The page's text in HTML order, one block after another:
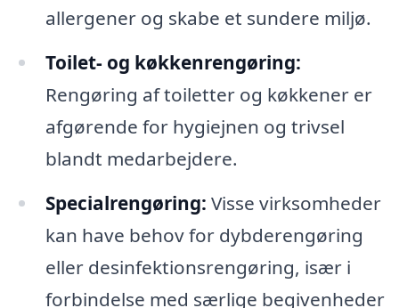
allergener og skabe et sundere miljø.
Toilet- og køkkenrengøring:
Rengøring af toiletter og køkkener er
afgørende for hygiejnen og trivsel
blandt medarbejdere.
Specialrengøring: Visse virksomheder
kan have behov for dybderengøring
eller desinfektionsrengøring, især i
forbindelse med særlige begivenheder